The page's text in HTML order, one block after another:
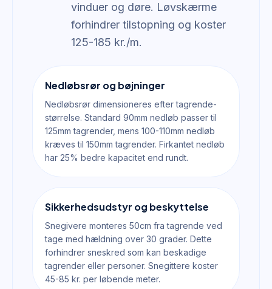
vinduer og døre. Løvskærme
forhindrer tilstopning og koster
125-185 kr./m.
Nedløbsrør og bøjninger
Nedløbsrør dimensioneres efter tagrende-
størrelse. Standard 90mm nedløb passer til
125mm tagrender, mens 100-110mm nedløb
kræves til 150mm tagrender. Firkantet nedløb
har 25% bedre kapacitet end rundt.
Sikkerhedsudstyr og beskyttelse
Snegivere monteres 50cm fra tagrende ved
tage med hældning over 30 grader. Dette
forhindrer sneskred som kan beskadige
tagrender eller personer. Snegittere koster
45-85 kr. per løbende meter.